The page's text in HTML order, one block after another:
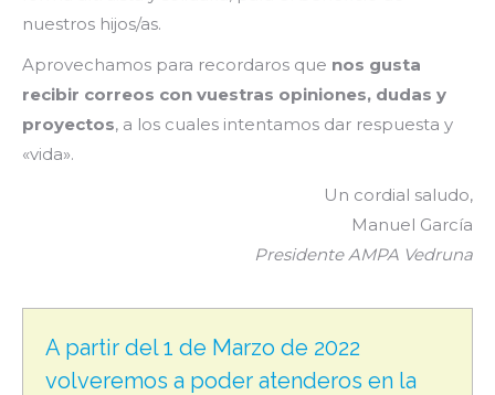
nuestros hijos/as.
Aprovechamos para recordaros que nos gusta
recibir correos con vuestras opiniones, dudas y
proyectos, a los cuales intentamos dar respuesta y
«vida».
Un cordial saludo,
Manuel García
Presidente AMPA Vedruna
A partir del 1 de Marzo de 2022
volveremos a poder atenderos en la